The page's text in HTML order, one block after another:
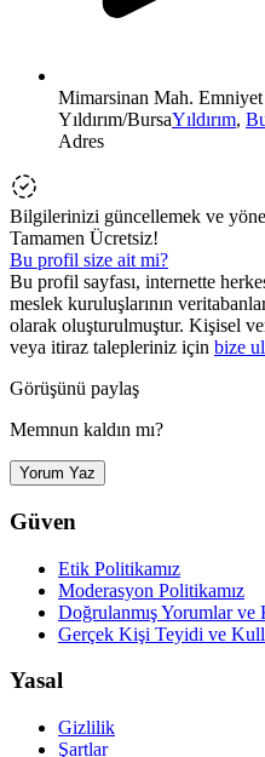
Mimarsinan Mah.
Yıldırım/BursaYıldırım,
Adres
Bilgilerinizi güncellemek ve
Tamamen Ücretsiz!
Bu profil size ait mi?
Bu profil sayfası, internette
meslek kuruluşlarının
olarak oluşturulmuştur. Kişisel
veya itiraz talepleriniz için bize
Görüşünü paylaş
Memnun kaldın mı?
Yorum Yaz
Güven
Etik Politikamız
Moderasyon Politikamız
Doğrulanmış Yorumlar ve
Gerçek Kişi Teyidi ve
Yasal
Gizlilik
Şartlar